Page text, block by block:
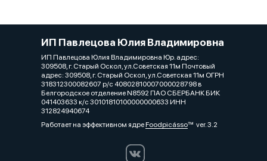
ИП Павлецова Юлия Владимировна
ИП Павлецова Юлия Владимировна Юр. адрес:
309508, г. Старый Оскол, ул.Советская 11м Почтовый
адрес: 309508, г. Старый Оскол, ул.Советская 11м ОГРН
318312300082607 р/с 40802810007000028798 в
Белгородское отделение N8592 ПАО СБЕРБАНК БИК
041403633 к/с 30101810100000000633 ИНН
312824940674
Работает на эффективном ядреFoodpicássover. 3.2